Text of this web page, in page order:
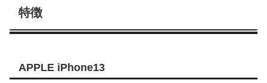
特徴
APPLE iPhone13